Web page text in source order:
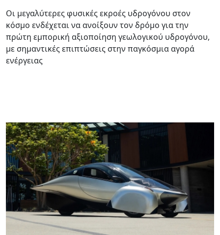
Οι μεγαλύτερες φυσικές εκροές υδρογόνου στον
κόσμο ενδέχεται να ανοίξουν τον δρόμο για την
πρώτη εμπορική αξιοποίηση γεωλογικού υδρογόνου,
με σημαντικές επιπτώσεις στην παγκόσμια αγορά
ενέργειας